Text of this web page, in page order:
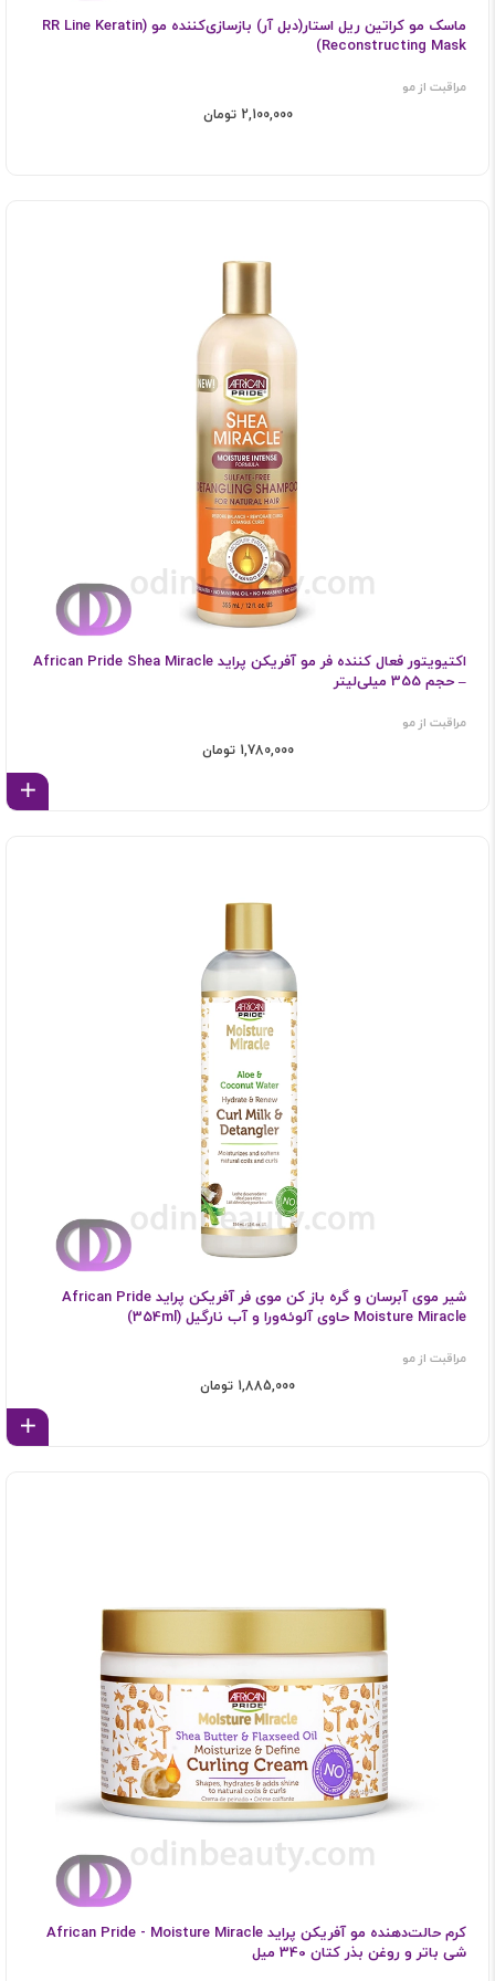
ماسک مو کراتین ریل استار(دبل آر) بازسازی‌کننده مو (RR Line Keratin
Reconstructing Mask)
مراقبت از مو
2,100,000 تومان
اکتیویتور فعال کننده فر مو آفریکن پراید African Pride Shea Miracle
– حجم 355 میلی‌لیتر
مراقبت از مو
1,780,000 تومان
شیر موی آبرسان و گره‌ باز کن موی فر آفریکن پراید African Pride
Moisture Miracle حاوی آلوئه‌ورا و آب نارگیل (354ml)
مراقبت از مو
1,885,000 تومان
کرم حالت‌دهنده مو آفریکن پراید African Pride - Moisture Miracle
شی باتر و روغن بذر کتان 340 میل